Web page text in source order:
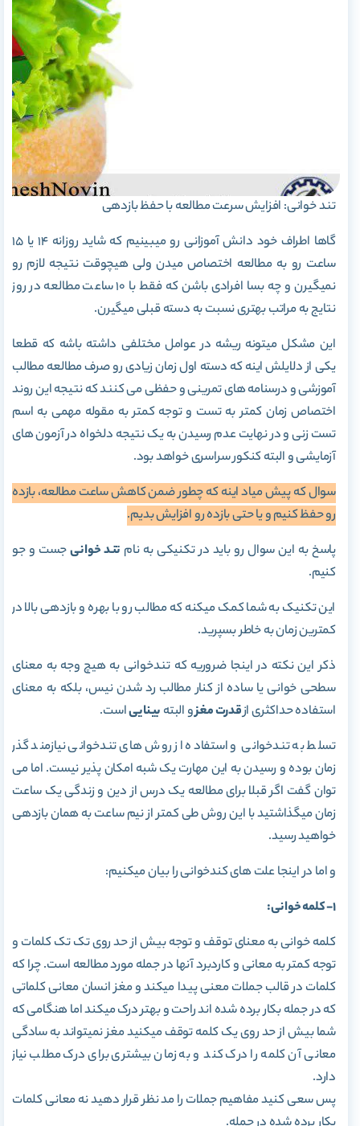
تند خوانی: افزایش سرعت مطالعه با حفظ بازدهی
گاها اطراف خود دانش آموزانی رو میبینیم که شاید روزانه 14 یا 15
ساعت رو به مطالعه اختصاص میدن ولی هیچوقت نتیجه لازم رو
نمیگیرن و چه بسا افرادی باشن که فقط با 10 ساعت مطالعه در روز
نتایج به مراتب بهتری نسبت به دسته قبلی میگیرن.
این مشکل میتونه ریشه در عوامل مختلفی داشته باشه که قطعا
یکی از دلایلش اینه که دسته اول زمان زیادی رو صرف مطالعه مطالب
آموزشی و درسنامه های تمرینی و حفظی می کنند که نتیجه این روند
اختصاص زمان کمتر به تست و توجه کمتر به مقوله مهمی به اسم
تست زنی و در نهایت عدم رسیدن به یک نتیجه دلخواه در آزمون های
آزمایشی و البته کنکور سراسری خواهد بود.
سوال که پیش میاد اینه که چطور ضمن کاهش ساعت مطالعه، بازده
رو حفظ کنیم و یا حتی بازده رو افزایش بدیم.
پاسخ به این سوال رو باید در تکنیکی به نام تند خوانیجست و جو
کنیم.
این تکنیک به شما کمک میکنه که مطالب رو با بهره و بازدهی بالا در
کمترین زمان به خاطر بسپرید.
ذکر این نکته در اینجا ضروریه که تندخوانی به هیچ وجه به معنای
سطحی خوانی یا ساده از کنار مطالب رد شدن نیس، بلکه به معنای
استفاده حداکثری ازقدرت مغزو البته بیناییاست.
تسلط به تندخوانی و استفاده از روش های تندخوانی نیازمند گذر
زمان بوده و رسیدن به این مهارت یک شبه امکان پذیر نیست. اما می
توان گفت اگر قبلا برای مطالعه یک درس از دین و زندگی یک ساعت
زمان میگذاشتید با این روش طی کمتر از نیم ساعت به همان بازدهی
خواهید رسید.
و اما در اینجا علت های کندخوانی را بیان میکنیم:
1- کلمه خوانی:
کلمه خوانی به معنای توقف و توجه بیش از حد روی تک تک کلمات و
توجه کمتر به معانی و کاردبرد آنها در جمله مورد مطالعه است. چرا که
کلمات در قالب جملات معنی پیدا میکند و مغز انسان معانی کلماتی
که در جمله بکار برده شده اند راحت و بهتر درک میکند اما هنگامی که
شما بیش از حد روی یک کلمه توقف میکنید مغز نمیتواند به سادگی
معانی آن کلمه را درک کند و به زمان بیشتری برای درک مطلب نیاز
دارد.
پس سعی کنید مفاهیم جملات را مد نظر قرار دهید نه معانی کلمات